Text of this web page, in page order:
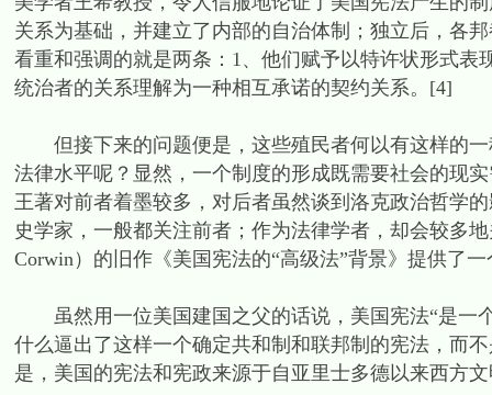
关系为基础，并建立了内部的自治体制；独立后，各
看重和强调的就是两条：1、他们赋予以特许状形式表
统治者的关系理解为一种相互承诺的契约关系。[4]
但接下来的问题便是，这些殖民者何以有这样的一
法律水平呢？显然，一个制度的形成既需要社会的现
王著对前者着墨较多，对后者虽然谈到洛克政治哲学
史学家，一般都关注前者；作为法律学者，却会较多
Corwin）的旧作《美国宪法的“高级法”背景》提供了
虽然用一位美国建国之父的话说，美国宪法“是一
什么逼出了这样一个确定共和制和联邦制的宪法，而
是，美国的宪法和宪政来源于自亚里士多德以来西方